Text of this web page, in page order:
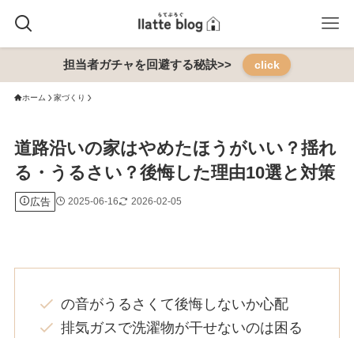
担当者ガチャを回避する秘訣>> click
ホーム 家づくり
道路沿いの家はやめたほうがいい？揺れ
る・うるさい？後悔した理由10選と対策
広告 2025-06-16 2026-02-05
の音がうるさくて後悔しないか心配
排気ガスで洗濯物が干せないのは困る